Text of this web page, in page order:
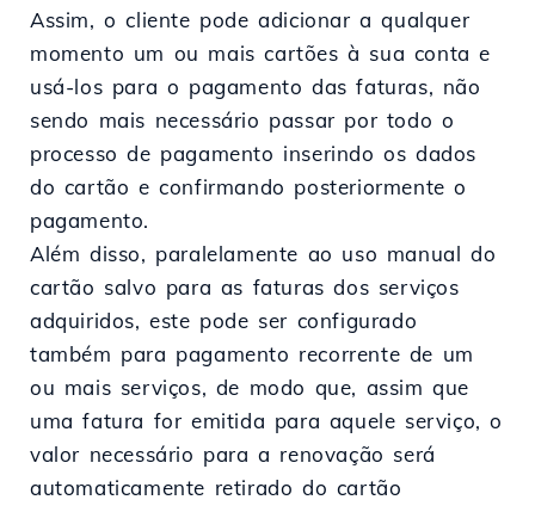
Assim, o cliente pode adicionar a qualquer
momento um ou mais cartões à sua conta e
usá-los para o pagamento das faturas, não
sendo mais necessário passar por todo o
processo de pagamento inserindo os dados
do cartão e confirmando posteriormente o
pagamento.
Além disso, paralelamente ao uso manual do
cartão salvo para as faturas dos serviços
adquiridos, este pode ser configurado
também para pagamento recorrente de um
ou mais serviços, de modo que, assim que
uma fatura for emitida para aquele serviço, o
valor necessário para a renovação será
automaticamente retirado do cartão